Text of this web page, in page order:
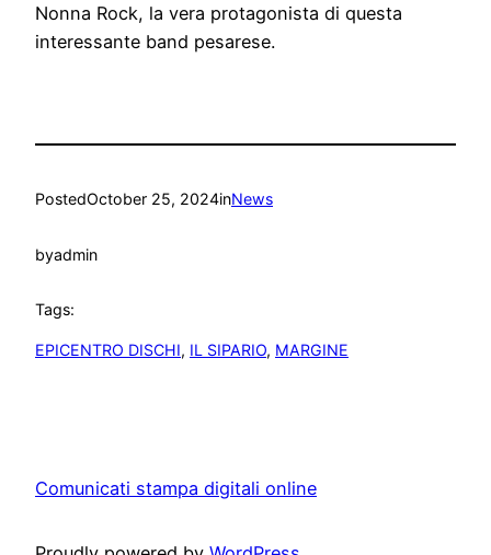
Nonna Rock, la vera protagonista di questa
interessante band pesarese.
PostedOctober 25, 2024inNews
byadmin
Tags:
EPICENTRO DISCHI, IL SIPARIO, MARGINE
Comunicati stampa digitali online